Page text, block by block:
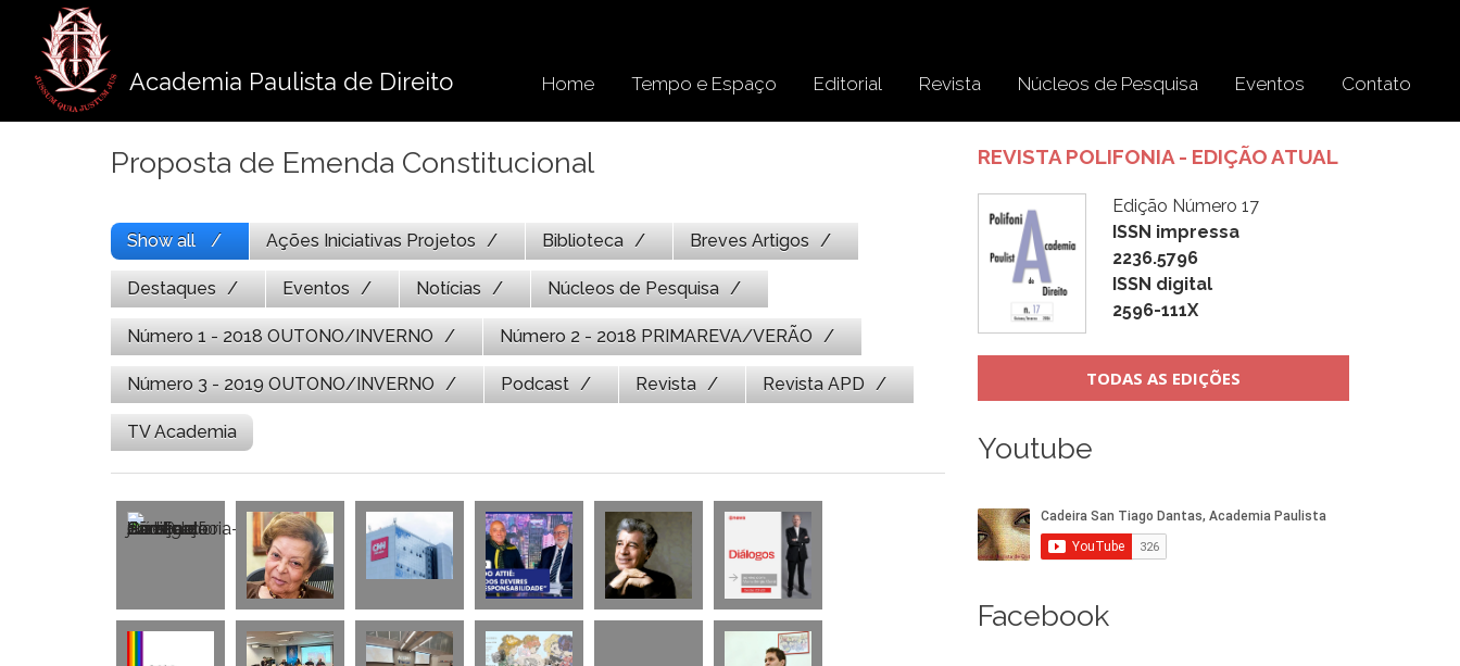
conteúdo
Academia Paulista de Direito Home Tempo e Espaço Editorial Revista Núcleos de Pesquisa Eventos Contato
Proposta de Emenda Constitucional
Show all Ações Iniciativas Projetos Biblioteca Breves Artigos
Destaques Eventos Notícias Núcleos de Pesquisa
Número 1 - 2018 OUTONO/INVERNO Número 2 - 2018 PRIMAREVA/VERÃO
Número 3 - 2019 OUTONO/INVERNO Podcast Revista Revista APD
TV Academia
REVISTA POLIFONIA - EDIÇÃO ATUAL
Edição Número 17
ISSN impressa
2236.5796
ISSN digital
2596-111X
TODAS AS EDIÇÕES
Youtube
Facebook